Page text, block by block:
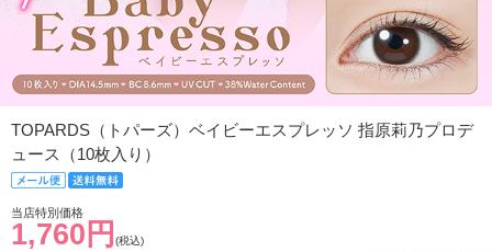
TOPARDS（トパーズ）ベイビーエスプレッソ 指原莉乃プロデ
ュース（10枚入り）
当店特別価格
1,760円 (税込)